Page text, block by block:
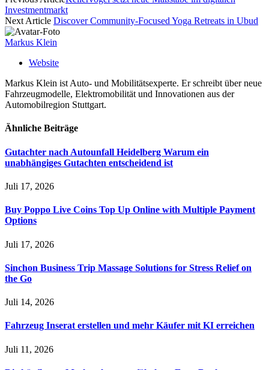
Investmentmarkt
Next Article Discover Community-Focused Yoga Retreats in Ubud
Markus Klein
Website
Markus Klein ist Auto- und Mobilitätsexperte. Er schreibt über neue
Fahrzeugmodelle, Elektromobilität und Innovationen aus der
Automobilregion Stuttgart.
Ähnliche Beiträge
Gutachter nach Autounfall Heidelberg Warum ein
unabhängiges Gutachten entscheidend ist
Juli 17, 2026
Buy Poppo Live Coins Top Up Online with Multiple Payment
Options
Juli 17, 2026
Sinchon Business Trip Massage Solutions for Stress Relief on
the Go
Juli 14, 2026
Fahrzeug Inserat erstellen und mehr Käufer mit KI erreichen
Juli 11, 2026